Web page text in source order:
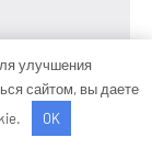
улучшения
сайтом, вы даете
OK